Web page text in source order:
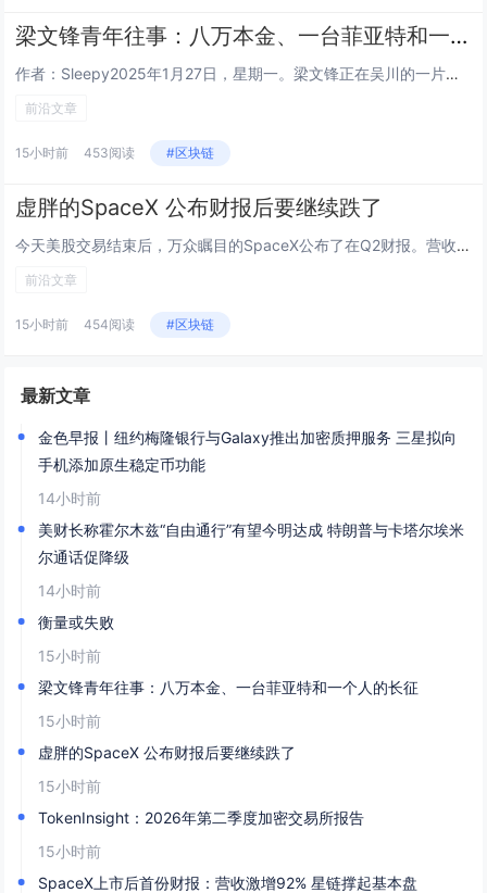
梁文锋青年往事：八万本金、一台菲亚特和一个人的长征
作者：Sleepy2025年1月27日，星期一。梁文锋正在吴川的一片球场上，和几个初中同学踢球。七天前，DeepSeek...
前沿文章
15小时前 453阅读 #区块链
虚胖的SpaceX 公布财报后要继续跌了
今天美股交易结束后，万众瞩目的SpaceX公布了在Q2财报。营收78.14亿美元，同比增长92%，市场预期69.3亿，超...
前沿文章
15小时前 454阅读 #区块链
最新文章
金色早报丨纽约梅隆银行与Galaxy推出加密质押服务 三星拟向
手机添加原生稳定币功能
14小时前
美财长称霍尔木兹“自由通行”有望今明达成 特朗普与卡塔尔埃米
尔通话促降级
14小时前
衡量或失败
15小时前
梁文锋青年往事：八万本金、一台菲亚特和一个人的长征
15小时前
虚胖的SpaceX 公布财报后要继续跌了
15小时前
TokenInsight：2026年第二季度加密交易所报告
15小时前
SpaceX上市后首份财报：营收激增92% 星链撑起基本盘